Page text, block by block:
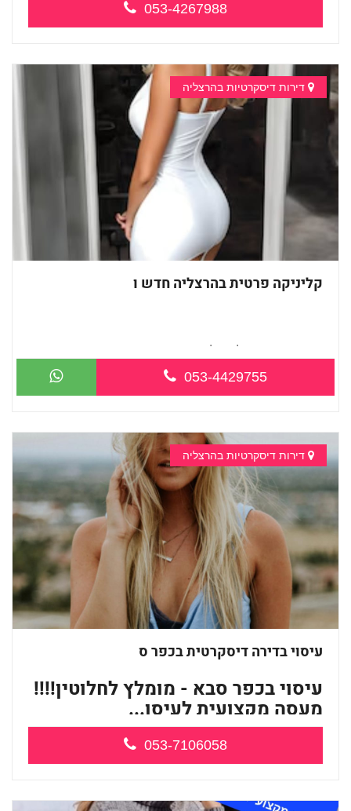
053-4267988
דירות דיסקרטיות בהרצליה
קליניקה פרטית בהרצליה חדש ו
חדש חדש-בהרצליה כל סוגי העיסויים מעסה...
053-4429755
דירות דיסקרטיות בהרצליה
עיסוי בדירה דיסקרטית בכפר ס
עיסוי בכפר סבא - מומלץ לחלוטין!!!!
מעסה מקצועית לעיסו...
053-7106058